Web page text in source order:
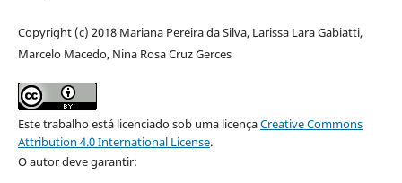
Copyright (c) 2018 Mariana Pereira da Silva, Larissa Lara Gabiatti,
Marcelo Macedo, Nina Rosa Cruz Gerces
Este trabalho está licenciado sob uma licençaCreative Commons
Attribution 4.0 International License.
O autor deve garantir: